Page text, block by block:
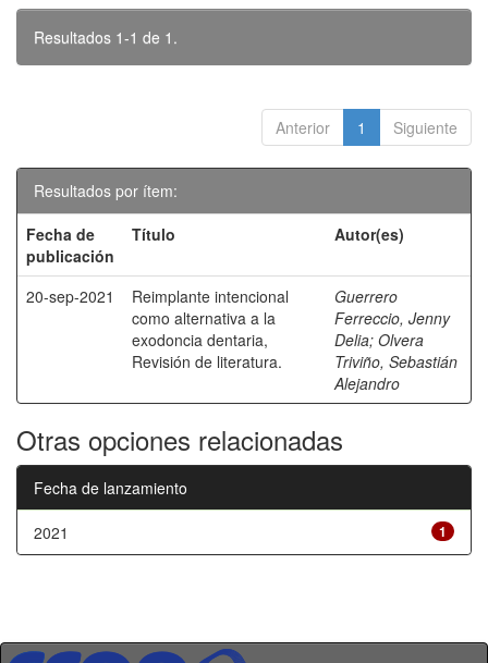
Resultados 1-1 de 1.
Anterior 1 Siguiente
Resultados por ítem:
Fecha de
publicación
Título Autor(es)
20-sep-2021
Reimplante intencional
como alternativa a la
exodoncia dentaria,
Revisión de literatura.
Guerrero
Ferreccio, Jenny
Delia; Olvera
Triviño, Sebastián
Alejandro
Otras opciones relacionadas
Fecha de lanzamiento
1
2021